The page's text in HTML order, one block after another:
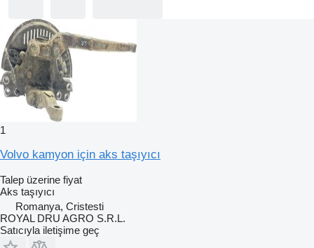
1
Volvo kamyon için aks taşıyıcı
Talep üzerine fiyat
Aks taşıyıcı
Romanya, Cristesti
ROYAL DRU AGRO S.R.L.
Satıcıyla iletişime geç